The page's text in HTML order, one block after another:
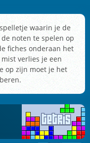
waarin je de
noten te spelen op
fiches onderaan het
verlies je een
op zijn moet je het